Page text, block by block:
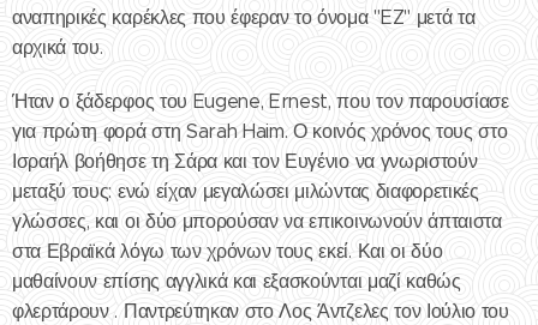
αναπηρικές καρέκλες που έφεραν το όνομα "EZ" μετά τα
αρχικά του.
Ήταν ο ξάδερφος του Eugene, Ernest, που τον παρουσίασε
για πρώτη φορά στη Sarah Haim. Ο κοινός χρόνος τους στο
Ισραήλ βοήθησε τη Σάρα και τον Ευγένιο να γνωριστούν
μεταξύ τους: ενώ είχαν μεγαλώσει μιλώντας διαφορετικές
γλώσσες, και οι δύο μπορούσαν να επικοινωνούν άπταιστα
στα Εβραϊκά λόγω των χρόνων τους εκεί. Και οι δύο
μαθαίνουν επίσης αγγλικά και εξασκούνται μαζί καθώς
φλερτάρουν . Παντρεύτηκαν στο Λος Άντζελες τον Ιούλιο του